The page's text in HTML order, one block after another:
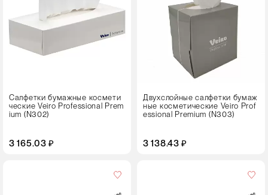
Салфетки бумажные космети
ческие Veiro Professional Prem
ium (N302)
3 165.03 ₽
Двухслойные салфетки бумаж
ные косметические Veiro Prof
essional Premium (N303)
3 138.43 ₽
Цвет